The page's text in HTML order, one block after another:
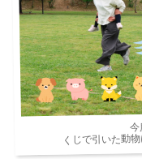
今
くじで引いた動